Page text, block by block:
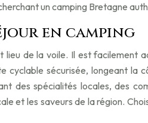
un camping Bretagne
en camping
de la voile. Il est facilement
sécurisée, longeant la
des spécialités locales, des
et les saveurs de la région.